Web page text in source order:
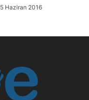
5 Haziran 2016